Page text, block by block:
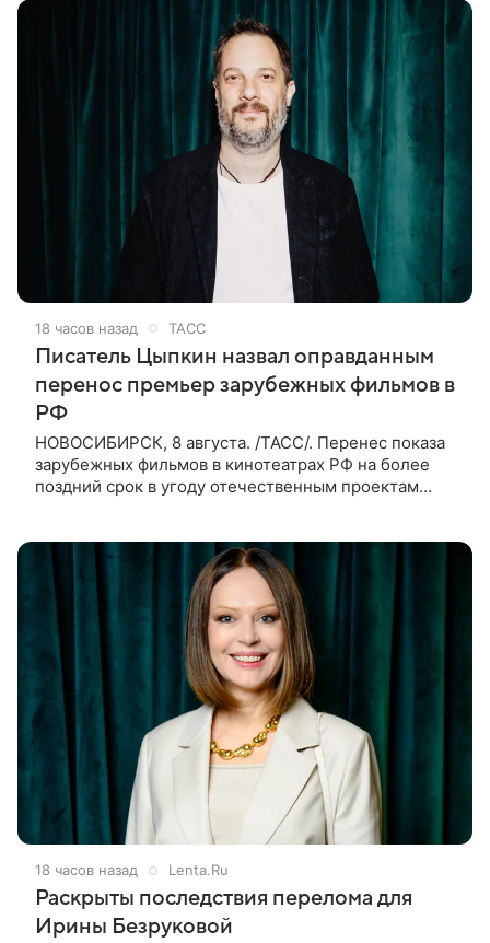
18 часов назад ТАСС
Писатель Цыпкин назвал оправданным
перенос премьер зарубежных фильмов в
РФ
НОВОСИБИРСК, 8 августа. /ТАСС/. Перенес показа
зарубежных фильмов в кинотеатрах РФ на более
поздний срок в угоду отечественным проектам
18 часов назад Lenta.Ru
Раскрыты последствия перелома для
Ирины Безруковой